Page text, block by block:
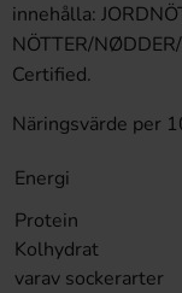
innehålla:
NÖTTER/
Certified.
Näringsvärde per
Energi
Protein
Kolhydrat
varav sockerarter